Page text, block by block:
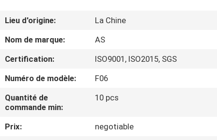
AU
DE
NOUS
VISITE
D'USINE
Lieu d'origine:
La Chine
Nom de marque:
AS
Certification:
ISO9001, ISO2015, SGS
Numéro de modèle:
F06
Quantité de
commande min:
10 pcs
Prix:
negotiable